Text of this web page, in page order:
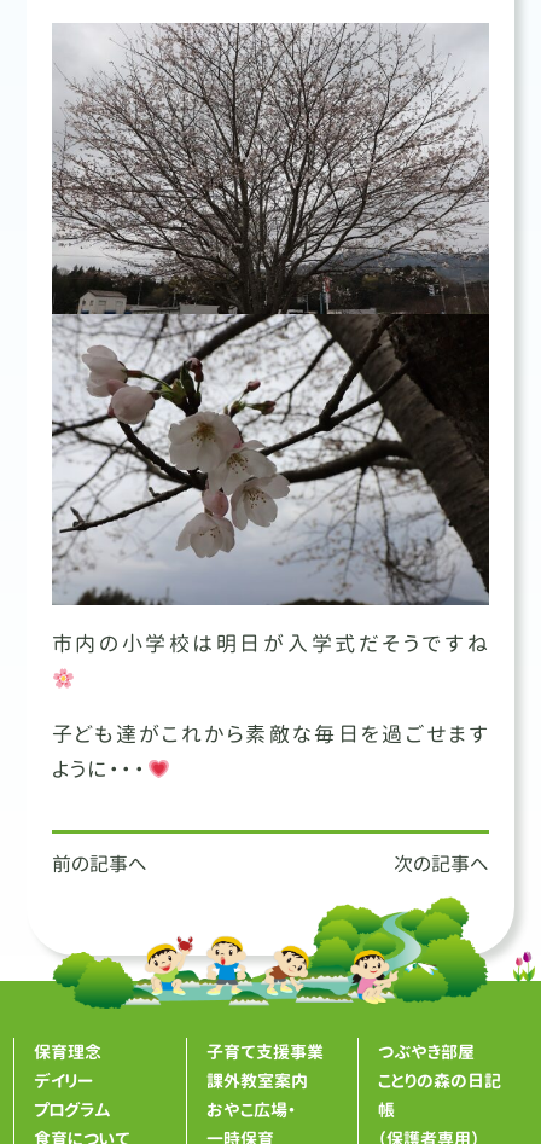
市内の小学校は明日が入学式だそうですね
子ども達がこれから素敵な毎日を過ごせます
ように・・・
投
稿
ビ
ゲ
ー
シ
ョ
ン
前の記事へ 次の記事へ
保育理念
デイリー
プログラム
食育について
子育て支援事業
課外教室案内
おやこ広場・
一時保育
つぶやき部屋
ことりの森の日記
帳
（保護者専用）